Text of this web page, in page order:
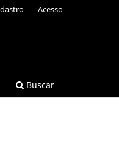
Buscar
Acesso